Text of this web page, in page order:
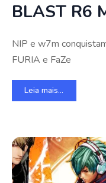
BLAST R6
NIP e w7m
FURIA e FaZe
Leia mais...